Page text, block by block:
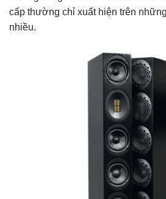
cấp thường chỉ xuất hiện trên
nhiều.